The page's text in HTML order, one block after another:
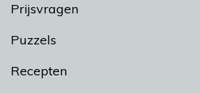
Prijsvragen
Puzzels
Recepten